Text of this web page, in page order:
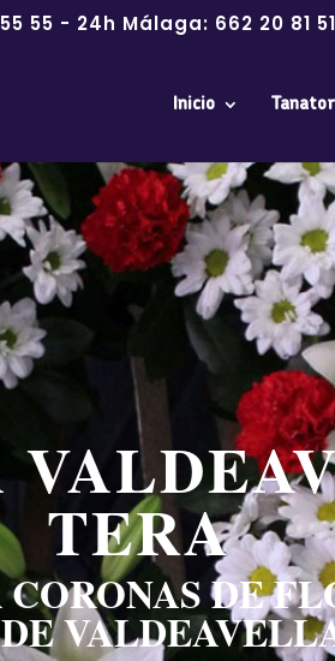
55 - 24h Málaga: 662 20 81 51
Inicio
TERA
DE